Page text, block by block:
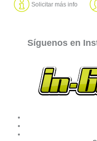
Solicitar más info
Síguenos en